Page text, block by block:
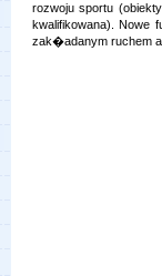
rozwoju sportu
kwalifikowana).
zak�adanym ruchem